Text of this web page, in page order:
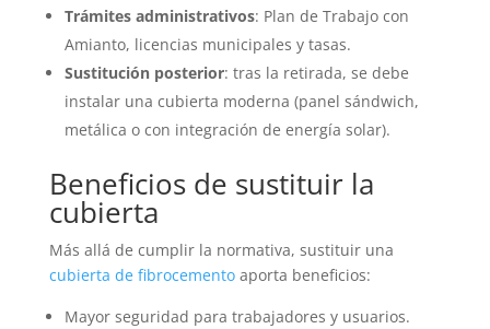
Trámites administrativos: Plan de Trabajo con
Amianto, licencias municipales y tasas.
Sustitución posterior: tras la retirada, se debe
instalar una cubierta moderna (panel sándwich,
metálica o con integración de energía solar).
Beneficios de sustituir la
cubierta
Más allá de cumplir la normativa, sustituir una
cubierta de fibrocementoaporta beneficios:
Mayor seguridad para trabajadores y usuarios.